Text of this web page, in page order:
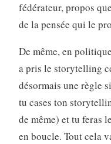
fédérateur, propos
de la pensée qui le
De même, en
a pris le storytelling
désormais une règle
tu cases ton
de même) et tu feras
en boucle. Tout cela